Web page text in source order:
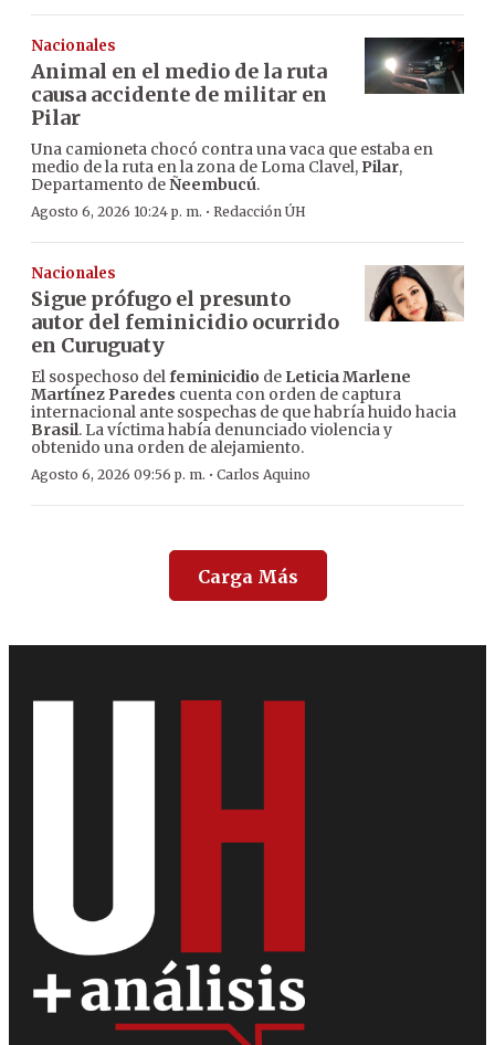
Nacionales
Animal en el medio de la ruta
causa accidente de militar en
Pilar
Una camioneta chocó contra una vaca que estaba en
medio de la ruta en la zona de Loma Clavel, Pilar,
Departamento deÑeembucú.
Agosto 6, 2026 10:24 p. m. · Redacción ÚH
Nacionales
Sigue prófugo el presunto
autor del feminicidio ocurrido
en Curuguaty
El sospechoso delfeminicidio de Leticia Marlene
Martínez Paredes cuenta con orden de captura
internacional ante sospechas de que habría huido hacia
Brasil. La víctima había denunciado violencia y
obtenido una orden de alejamiento.
Agosto 6, 2026 09:56 p. m. · Carlos Aquino
Carga Más